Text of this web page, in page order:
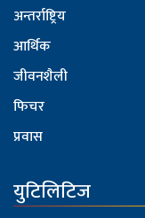
अन्तर्राष्ट्रिय
आर्थिक
जीवनशैली
फिचर
प्रवास
युटिलिटिज